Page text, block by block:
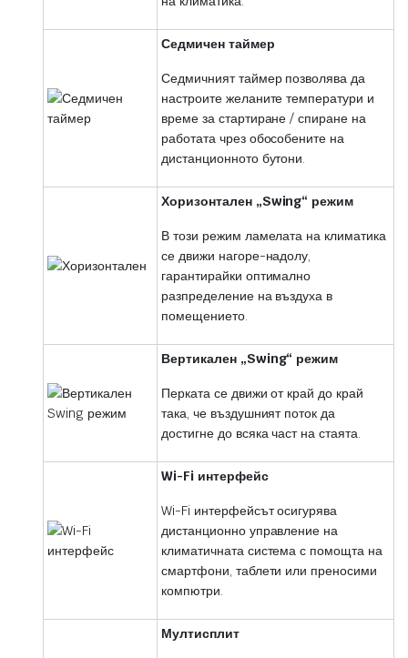
Седмичен таймер
Седмичният таймер позволява да
настроите желаните температури и
време за стартиране / спиране на
работата чрез обособените на
дистанционното бутони.
Хоризонтален „Swing“ режим
В този режим ламелата на климатика
се движи нагоре-надолу,
гарантирайки оптимално
разпределение на въздуха в
помещението.
Вертикален „Swing“ режим
Перката се движи от край до край
така, че въздушният поток да
достигне до всяка част на стаята.
Wi-Fi интерфейс
Wi-Fi интерфейсът осигурява
дистанционно управление на
климатичната система с помощта на
смартфони, таблети или преносими
компютри.
Мултисплит